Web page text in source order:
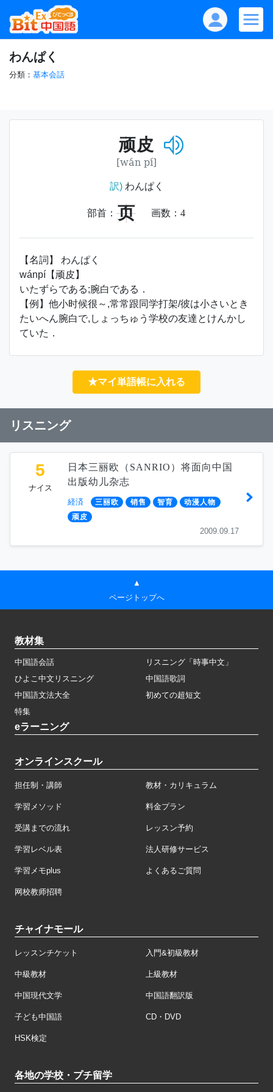
わんぱく
分類： 基本会話
顽皮
[wán pí]
訳)わんぱく
部首： 页 画数： 4
【名詞】 わんぱく
wánpí【顽皮】
いたずらである;腕白である．
【例】他小时候很～,常常跟同学打架/彼は小さいとき
たいへん腕白で,しょっちゅう学校の友達とけんかし
ていた．
★マイ単語帳に入れる
リスニング
5
ナイス
日本三丽欧（SANRIO）将面向中国
出版幼儿杂志
経済 三丽欧 销售 智育
动漫人物
顽皮
2009.09.17
▲
ページトップへ
教材集
中国語会話
リスニング「時事中文」
ひよこ中文リスニング
中国語歌詞
中国語文法大全
初めての超短文
特集
eラーニング
オンラインスクール
担任制・講師 教材・カリキュラム
学習メソッド 料金プラン
受講までの流れ レッスン予約
学習レベル表 法人研修サービス
学習メモplus よくあるご質問
网校教师招聘
チャイナモール
レッスンチケット 入門&初級教材
中級教材 上級教材
中国現代文学 中国語翻訳版
子ども中国語 CD・DVD
HSK検定
各地の学校・プチ留学